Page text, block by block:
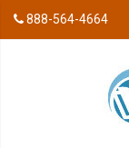
888-564-4664